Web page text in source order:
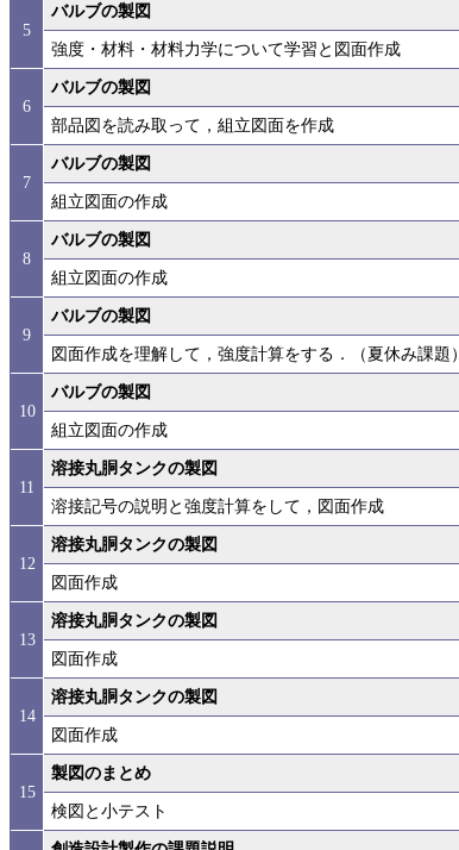
5
バルブの製図
強度・材料・材料力学について学習と図面作成
6
バルブの製図
部品図を読み取って，組立図面を作成
7
バルブの製図
組立図面の作成
8
バルブの製図
組立図面の作成
9
バルブの製図
図面作成を理解して，強度計算をする．（夏休み課題）
10
バルブの製図
組立図面の作成
11
溶接丸胴タンクの製図
溶接記号の説明と強度計算をして，図面作成
12
溶接丸胴タンクの製図
図面作成
13
溶接丸胴タンクの製図
図面作成
14
溶接丸胴タンクの製図
図面作成
15
製図のまとめ
検図と小テスト